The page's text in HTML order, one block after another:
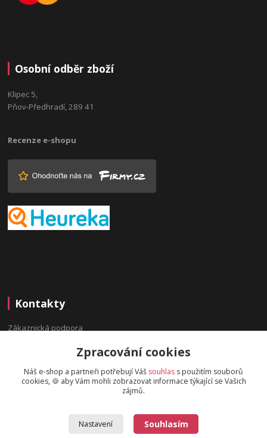
Osobní odběr zboží
Klipec 5,
Pňov-Předhradí, 289 41
Recenze e-shopu
Kontakty
Zákaznická podpora
info@bydleninavesnici.czZpracování cookies
Náš e-shop a partneři potřebují Váš souhlas s použitím souborů
cookies, 🍪 aby Vám mohli zobrazovat informace týkající se Vašich
zájmů.
Nastavení Souhlasím